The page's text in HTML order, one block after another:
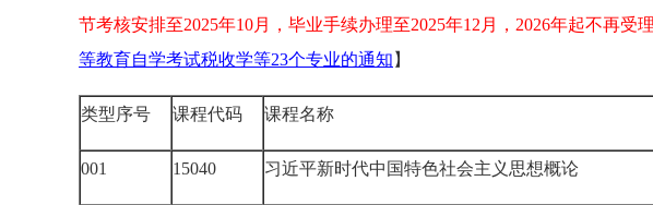
节考核安排至2025年10月，毕业手续办理至2025年12月，2026年起不再受
等教育自学考试税收学等23个专业的通知 】
类型序号 课程代码 课程名称
001 15040 习近平新时代中国特色社会主义思想概论